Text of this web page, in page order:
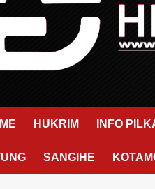
HUKRIM INFO
SANGIHE